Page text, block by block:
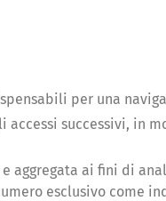
per una
successivi, in
aggregata ai fini di
esclusivo come